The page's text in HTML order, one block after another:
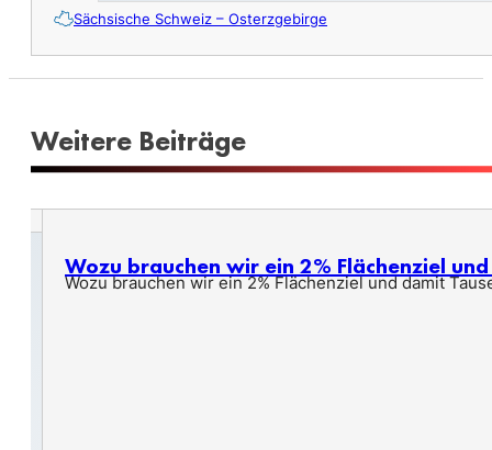
Sächsische Schweiz – Osterzgebirge
Weitere Beiträge
Wozu brauchen wir ein 2% Flächenziel
Wozu brauchen wir ein 2% Flächenziel und damit